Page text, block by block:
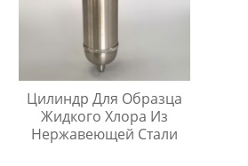
Цилиндр Для Образца
Жидкого Хлора Из
Нержавеющей Стали